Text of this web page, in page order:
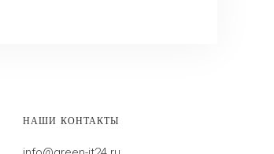
НАШИ КОНТАКТЫ